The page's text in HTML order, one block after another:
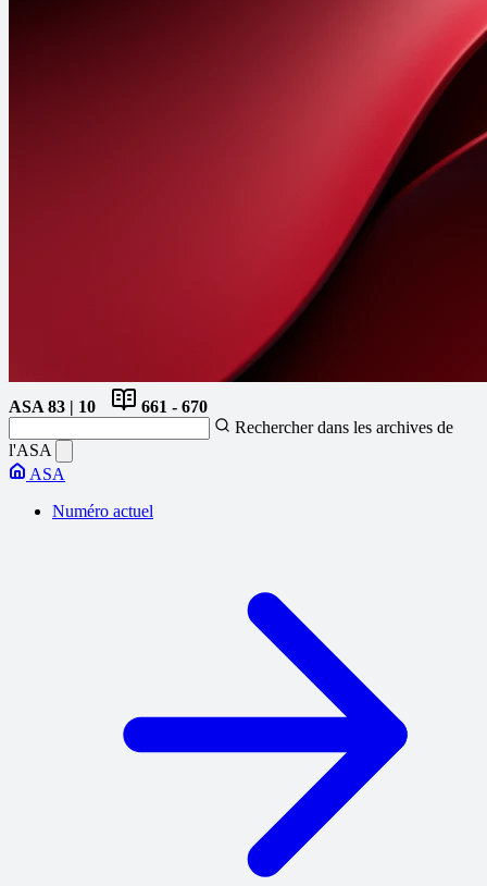
ASA 83 | 10
661 - 670
Rechercher dans les archives de
l'ASA
ASA
Numéro actuel